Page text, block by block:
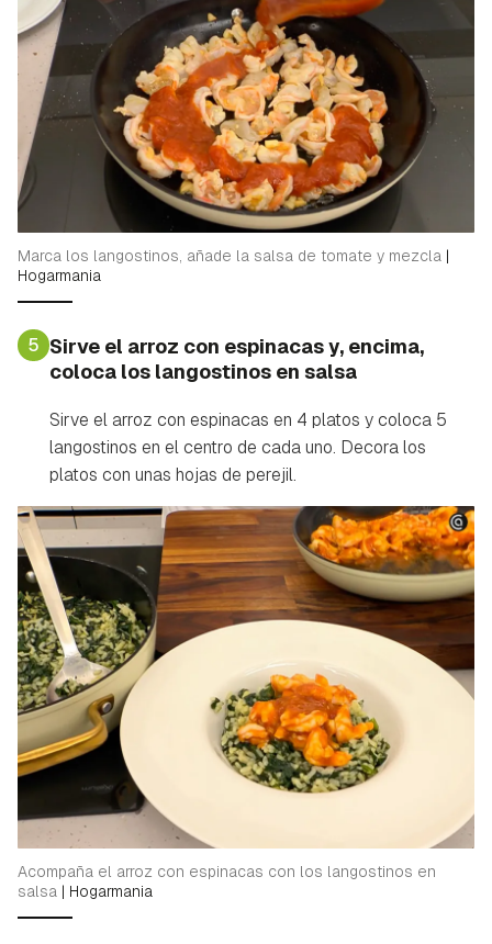
Marca los langostinos, añade la salsa de tomate y mezcla |
Hogarmania
5 Sirve el arroz con espinacas y, encima,
coloca los langostinos en salsa
Sirve el arroz con espinacas en 4 platos y coloca 5
langostinos en el centro de cada uno. Decora los
platos con unas hojas de perejil.
Acompaña el arroz con espinacas con los langostinos en
salsa | Hogarmania